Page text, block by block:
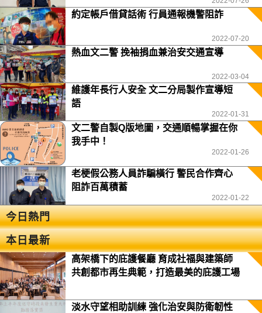
約定帳戶借貸話術 行員通報機警阻詐
2022-07-20
熱血文二警 挽袖捐血兼治安交通宣導
2022-03-04
維護年長行人安全 文二分局製作宣導短
語
2022-01-31
文二警自製Q版地圖，交通順暢掌握在你
我手中！
2022-01-26
老梗假公務人員詐騙橫行 警民合作齊心
阻詐百萬積蓄
2022-01-22
今日熱門
本日最新
高架橋下的庇護餐廳 育成社福與建築師
共創都市再生典範，打造最美的庇護工場
淡水守望相助訓練 強化治安與防衛韌性